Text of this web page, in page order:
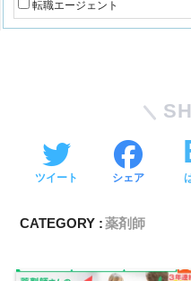
転職エージェント
ツイート シェア
CATEGORY :薬剤師